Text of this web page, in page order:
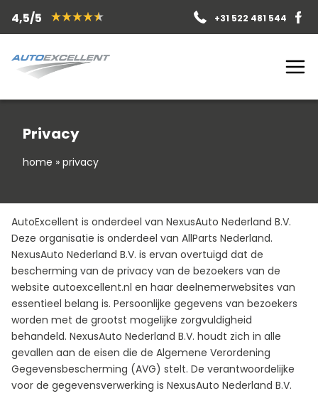
4,5/5 +31 522 481 544
Privacy
home » privacy
AutoExcellent is onderdeel van NexusAuto Nederland B.V.
Deze organisatie is onderdeel van AllParts Nederland.
NexusAuto Nederland B.V. is ervan overtuigd dat de
bescherming van de privacy van de bezoekers van de
website autoexcellent.nl en haar deelnemerwebsites van
essentieel belang is. Persoonlijke gegevens van bezoekers
worden met de grootst mogelijke zorgvuldigheid
behandeld. NexusAuto Nederland B.V. houdt zich in alle
gevallen aan de eisen die de Algemene Verordening
Gegevensbescherming (AVG) stelt. De verantwoordelijke
voor de gegevensverwerking is NexusAuto Nederland B.V.